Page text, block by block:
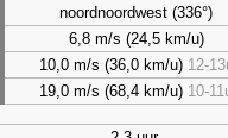
noordnoordwest (336°)
6,8 m/s (24,5 km/u)
10,0 m/s (36,0 km/u) 12-
19,0 m/s (68,4 km/u) 10-